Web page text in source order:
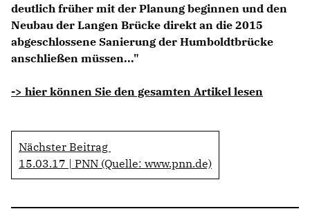
deutlich früher mit der Planung beginnen und den
Neubau der Langen Brücke direkt an die 2015
abgeschlossene Sanierung der Humboldtbrücke
anschließen müssen..."
-> hier können Sie den gesamten Artikel lesen
Nächster Beitrag
15.03.17 | PNN (Quelle: www.pnn.de)